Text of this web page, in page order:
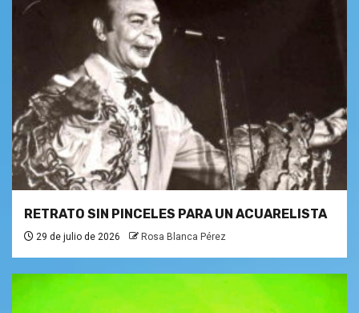
RETRATO SIN PINCELES PARA UN ACUARELISTA
29 de julio de 2026 Rosa Blanca Pérez